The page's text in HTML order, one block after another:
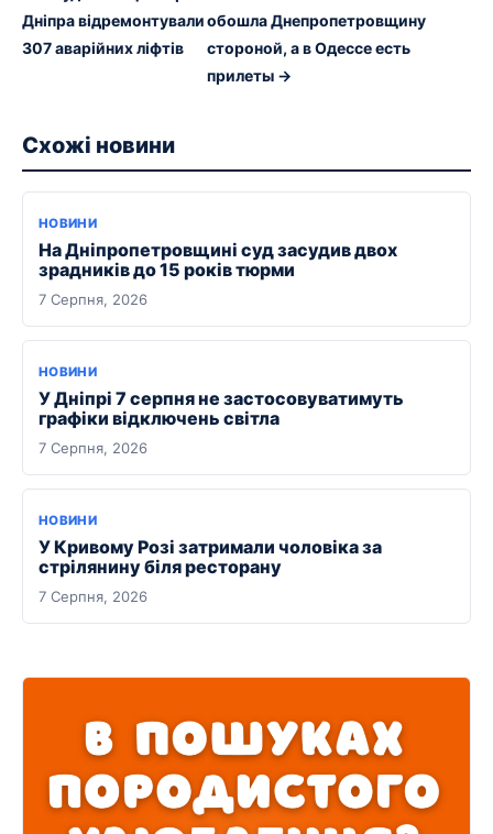
Дніпра відремонтували
307 аварійних ліфтів
обошла Днепропетровщину
стороной, а в Одессе есть
прилеты →
Схожі новини
НОВИНИ
На Дніпропетровщині суд засудив двох
зрадників до 15 років тюрми
7 Серпня, 2026
НОВИНИ
У Дніпрі 7 серпня не застосовуватимуть
графіки відключень світла
7 Серпня, 2026
НОВИНИ
У Кривому Розі затримали чоловіка за
стрілянину біля ресторану
7 Серпня, 2026